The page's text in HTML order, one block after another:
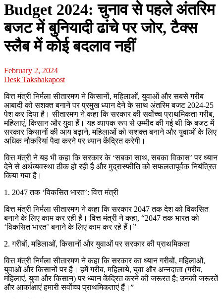
Budget 2024: चुनाव से पहले अंतरिम
बजट में बुनियादी ढांचे पर जोर, टैक्स
स्लैब में कोई बदलाव नहीं
February 2, 2024
Desk Takshakapost
वित्त मंत्री निर्मला सीतारमण ने किसानों, महिलाओं, युवाओं और सबसे गरीब
आबादी को सशक्त बनाने पर प्रमुख ध्यान देने के साथ अंतरिम बजट 2024-25
पेश कर दिया है। सीतारमण ने कहा कि सरकार की सर्वोच्च प्राथमिकता गरीब,
महिलाएं, किसान और युवा हैं। यह व्यापक रूप से उम्मीद की गई थी कि बजट में
सरकार किसानों की आय बढ़ाने, महिलाओं को सशक्त बनाने और युवाओं के लिए
अधिक नौकरियां पैदा करने पर ध्यान केंद्रित करेगी।
वित्त मंत्री ने यह भी कहा कि सरकार के ‘सबका साथ, सबका विकास’ पर ध्यान
देने से अर्थव्यवस्था ठीक हो रही है और मुद्रास्फीति को सफलतापूर्वक नियंत्रित
किया गया है।
1. 2047 तक ‘विकसित भारत’: वित्त मंत्री
वित्त मंत्री निर्मला सीतारमण ने कहा कि सरकार 2047 तक देश को विकसित
बनाने के लिए काम कर रही है। वित्त मंत्री ने कहा, “2047 तक भारत को
‘विकसित भारत’ बनाने के लिए काम कर रहे हैं।”
2. गरीबों, महिलाओं, किसानों और युवाओं पर सरकार की प्राथमिकता
वित्त मंत्री निर्मला सीतारमण ने कहा कि सरकार का ध्यान गरीबों, महिलाओं,
युवाओं और किसानों पर है। हमें गरीब, महिलाये, युवा और अन्नदाता (गरीब,
महिलाएं, युवा और किसान) पर ध्यान केंद्रित करने की जरूरत है; उनकी जरूरतें
और आकांक्षाएं हमारी सर्वोच्च प्राथमिकताएं हैं।”